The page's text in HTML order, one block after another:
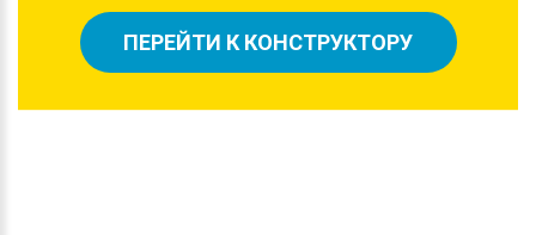
ПЕРЕЙТИ К КОНСТРУКТОРУ